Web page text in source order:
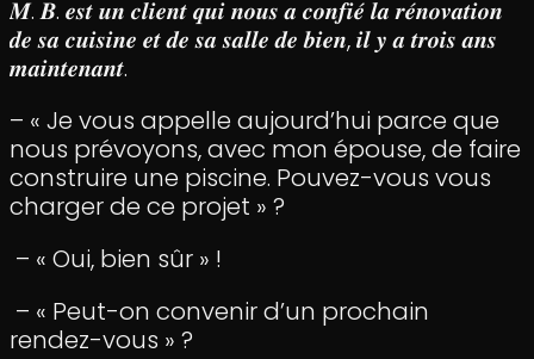
𝑴. 𝑩. 𝒆𝒔𝒕 𝒖𝒏 𝒄𝒍𝒊𝒆𝒏𝒕 𝒒𝒖𝒊 𝒏𝒐𝒖𝒔 𝒂 𝒄𝒐𝒏𝒇𝒊𝒆́ 𝒍𝒂 𝒓𝒆́𝒏𝒐𝒗𝒂𝒕𝒊𝒐𝒏
𝒅𝒆 𝒔𝒂 𝒄𝒖𝒊𝒔𝒊𝒏𝒆 𝒆𝒕 𝒅𝒆 𝒔𝒂 𝒔𝒂𝒍𝒍𝒆 𝒅𝒆 𝒃𝒊𝒆𝒏, 𝒊𝒍 𝒚 𝒂 𝒕𝒓𝒐𝒊𝒔 𝒂𝒏𝒔
𝒎𝒂𝒊𝒏𝒕𝒆𝒏𝒂𝒏𝒕.
– « Je vous appelle aujourd’hui parce que
nous prévoyons, avec mon épouse, de faire
construire une piscine. Pouvez-vous vous
charger de ce projet » ?
– « Oui, bien sûr » !
– « Peut-on convenir d’un prochain
rendez-vous » ?